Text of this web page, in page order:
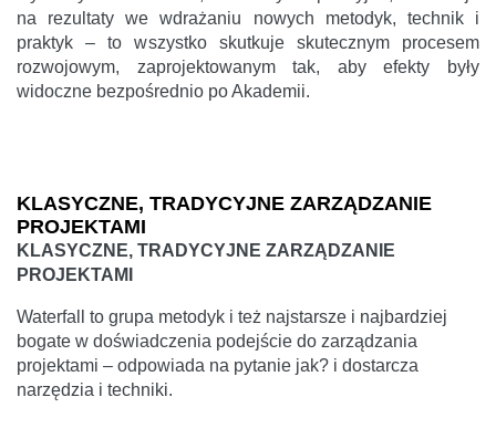
na rezultaty we wdrażaniu nowych metodyk, technik i
praktyk – to wszystko skutkuje skutecznym procesem
rozwojowym, zaprojektowanym tak, aby efekty były
widoczne bezpośrednio po Akademii.
KLASYCZNE, TRADYCYJNE ZARZĄDZANIE
PROJEKTAMI
KLASYCZNE, TRADYCYJNE ZARZĄDZANIE
PROJEKTAMI
Waterfall to grupa metodyk i też najstarsze i najbardziej
bogate w doświadczenia podejście do zarządzania
projektami – odpowiada na pytanie jak? i dostarcza
narzędzia i techniki.